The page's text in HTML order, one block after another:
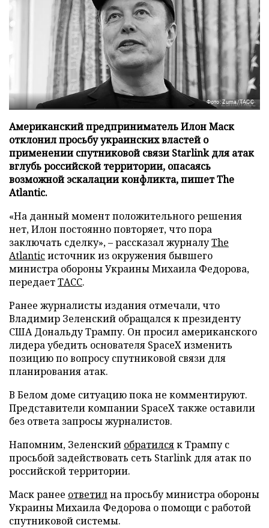
Фото: Zuma/ТАСС
Американский предприниматель Илон Маск
отклонил просьбу украинских властей о
применении спутниковой связи Starlink для атак
вглубь российской территории, опасаясь
возможной эскалации конфликта, пишет The
Atlantic.
«На данный момент положительного решения
нет, Илон постоянно повторяет, что пора
заключать сделку», – рассказал журналуThe
Atlanticисточник из окружения бывшего
министра обороны Украины Михаила Федорова,
передаетТАСС.
Ранее журналисты издания отмечали, что
Владимир Зеленский обращался к президенту
США Дональду Трампу. Он просил американского
лидера убедить основателя SpaceX изменить
позицию по вопросу спутниковой связи для
планирования атак.
В Белом доме ситуацию пока не комментируют.
Представители компании SpaceX также оставили
без ответа запросы журналистов.
Напомним, Зеленский обратилсяк Трампу с
просьбой задействовать сеть Starlink для атак по
российской территории.
Маск ранее ответилна просьбу министра обороны
Украины Михаила Федорова о помощи с работой
спутниковой системы.